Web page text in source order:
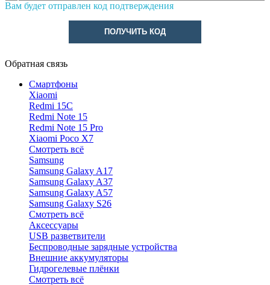
Вам будет отправлен код подтверждения
ПОЛУЧИТЬ КОД
Обратная связь
Смартфоны
Xiaomi
Redmi 15C
Redmi Note 15
Redmi Note 15 Pro
Xiaomi Poco X7
Смотреть всё
Samsung
Samsung Galaxy A17
Samsung Galaxy A37
Samsung Galaxy A57
Samsung Galaxy S26
Смотреть всё
Аксессуары
USB разветвители
Беспроводные зарядные устройства
Внешние аккумуляторы
Гидрогелевые плёнки
Смотреть всё